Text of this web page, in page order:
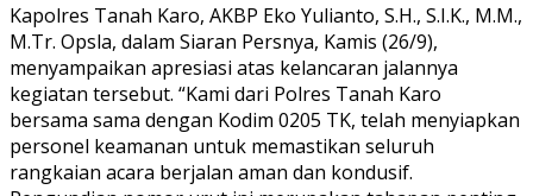
Kapolres Tanah Karo, AKBP Eko Yulianto, S.H., S.I.K., M.M.,
M.Tr. Opsla, dalam Siaran Persnya, Kamis (26/9),
menyampaikan apresiasi atas kelancaran jalannya
kegiatan tersebut. “Kami dari Polres Tanah Karo
bersama sama dengan Kodim 0205 TK, telah menyiapkan
personel keamanan untuk memastikan seluruh
rangkaian acara berjalan aman dan kondusif.